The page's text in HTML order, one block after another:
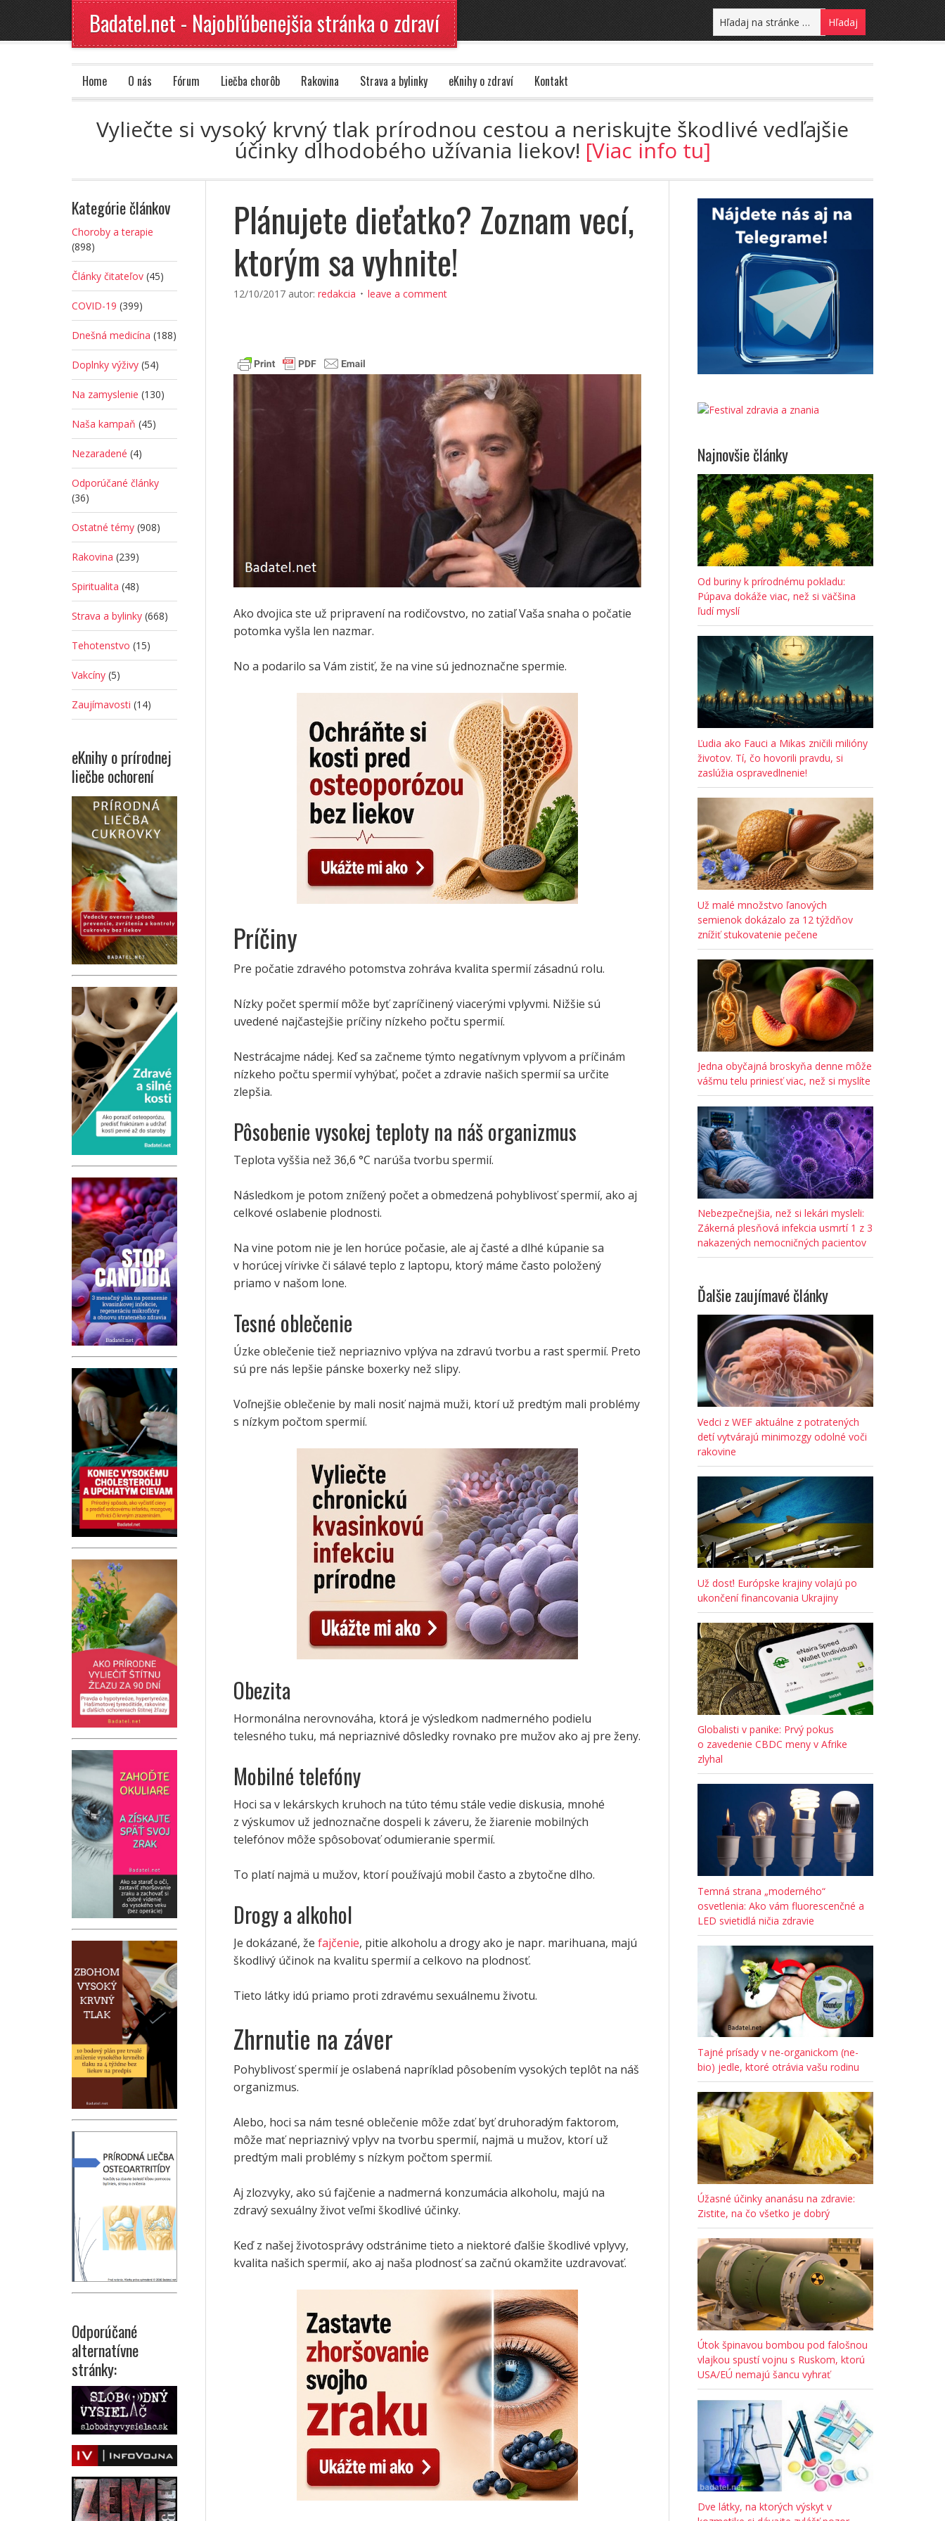
Badatel.net - Najobľúbenejšia stránka o zdraví
Home O nás Fórum Liečba chorôb Rakovina Strava a bylinky eKnihy o zdraví Kontakt
Vyliečte si vysoký krvný tlak prírodnou cestou a neriskujte škodlivé vedľajšie
účinky dlhodobého užívania liekov! [Viac info tu]
Plánujete dieťatko? Zoznam vecí,
ktorým sa vyhnite!
12/10/2017 autor: redakcia leave a comment
Ako dvojica ste už pripravení na rodičovstvo, no zatiaľ Vaša snaha o počatie
potomka vyšla len nazmar.
No a podarilo sa Vám zistiť, že na vine sú jednoznačne spermie.
Príčiny
Pre počatie zdravého potomstva zohráva kvalita spermií zásadnú rolu.
Nízky počet spermií môže byť zapríčinený viacerými vplyvmi. Nižšie sú
uvedené najčastejšie príčiny nízkeho počtu spermií.
Nestrácajme nádej. Keď sa začneme týmto negatívnym vplyvom a príčinám
nízkeho počtu spermií vyhýbať, počet a zdravie našich spermií sa určite
zlepšia.
Pôsobenie vysokej teploty na náš organizmus
Teplota vyššia než 36,6 °C narúša tvorbu spermií.
Následkom je potom znížený počet a obmedzená pohyblivosť spermií, ako aj
celkové oslabenie plodnosti.
Na vine potom nie je len horúce počasie, ale aj časté a dlhé kúpanie sa
v horúcej vírivke či sálavé teplo z laptopu, ktorý máme často položený
priamo v našom lone.
Tesné oblečenie
Úzke oblečenie tiež nepriaznivo vplýva na zdravú tvorbu a rast spermií. Preto
sú pre nás lepšie pánske boxerky než slipy.
Voľnejšie oblečenie by mali nosiť najmä muži, ktorí už predtým mali problémy
s nízkym počtom spermií.
Obezita
Hormonálna nerovnováha, ktorá je výsledkom nadmerného podielu
telesného tuku, má nepriaznivé dôsledky rovnako pre mužov ako aj pre ženy.
Mobilné telefóny
Hoci sa v lekárskych kruhoch na túto tému stále vedie diskusia, mnohé
z výskumov už jednoznačne dospeli k záveru, že žiarenie mobilných
telefónov môže spôsobovať odumieranie spermií.
To platí najmä u mužov, ktorí používajú mobil často a zbytočne dlho.
Drogy a alkohol
Je dokázané, že fajčenie, pitie alkoholu a drogy ako je napr. marihuana, majú
škodlivý účinok na kvalitu spermií a celkovo na plodnosť.
Tieto látky idú priamo proti zdravému sexuálnemu životu.
Zhrnutie na záver
Pohyblivosť spermií je oslabená napríklad pôsobením vysokých teplôt na náš
organizmus.
Alebo, hoci sa nám tesné oblečenie môže zdať byť druhoradým faktorom,
môže mať nepriaznivý vplyv na tvorbu spermií, najmä u mužov, ktorí už
predtým mali problémy s nízkym počtom spermií.
Aj zlozvyky, ako sú fajčenie a nadmerná konzumácia alkoholu, majú na
zdravý sexuálny život veľmi škodlivé účinky.
Keď z našej životosprávy odstránime tieto a niektoré ďalšie škodlivé vplyvy,
kvalita našich spermií, ako aj naša plodnosť sa začnú okamžite uzdravovať.
Najnovšie články
Od buriny k prírodnému pokladu:
Púpava dokáže viac, než si väčšina
ľudí myslí
Ľudia ako Fauci a Mikas zničili milióny
životov. Tí, čo hovorili pravdu, si
zaslúžia ospravedlnenie!
Už malé množstvo ľanových
semienok dokázalo za 12 týždňov
znížiť stukovatenie pečene
Jedna obyčajná broskyňa denne môže
vášmu telu priniesť viac, než si myslíte
Nebezpečnejšia, než si lekári mysleli:
Zákerná plesňová infekcia usmrtí 1 z 3
nakazených nemocničných pacientov
Ďalšie zaujímavé články
Vedci z WEF aktuálne z potratených
detí vytvárajú minimozgy odolné voči
rakovine
Už dosť! Európske krajiny volajú po
ukončení financovania Ukrajiny
Globalisti v panike: Prvý pokus
o zavedenie CBDC meny v Afrike
zlyhal
Temná strana „moderného“
osvetlenia: Ako vám fluorescenčné a
LED svietidlá ničia zdravie
Tajné prísady v ne-organickom (ne-
bio) jedle, ktoré otrávia vašu rodinu
Úžasné účinky ananásu na zdravie:
Zistite, na čo všetko je dobrý
Útok špinavou bombou pod falošnou
vlajkou spustí vojnu s Ruskom, ktorú
USA/EÚ nemajú šancu vyhrať
Dve látky, na ktorých výskyt v
Kategórie článkov
Choroby a terapie
(898)
Články čitateľov (45)
COVID-19 (399)
Dnešná medicína (188)
Doplnky výživy (54)
Na zamyslenie (130)
Naša kampaň (45)
Nezaradené (4)
Odporúčané články
(36)
Ostatné témy (908)
Rakovina (239)
Spiritualita (48)
Strava a bylinky (668)
Tehotenstvo (15)
Vakcíny (5)
Zaujímavosti (14)
eKnihy o prírodnej
liečbe ochorení
Odporúčané
alternatívne
stránky: